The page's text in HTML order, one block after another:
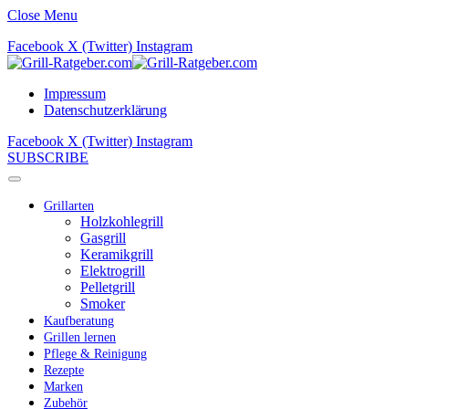
Close Menu
Facebook X (Twitter) Instagram
Impressum
Datenschutzerklärung
Facebook X (Twitter) Instagram
SUBSCRIBE
Grillarten
Holzkohlegrill
Gasgrill
Keramikgrill
Elektrogrill
Pelletgrill
Smoker
Kaufberatung
Grillen lernen
Pflege & Reinigung
Rezepte
Marken
Zubehör